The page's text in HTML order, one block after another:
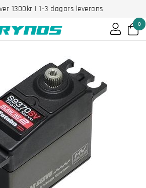
1300kr | 1-3 dagars leverans
0